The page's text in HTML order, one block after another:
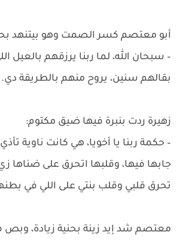
أبو معتصم كسر الصمت وهو بيتنهد
– سبحان الله، لما ربنا يرزقهم بالعيل
بقالهم سنين، يروح منهم بالطريقة دي.
زهيرة ردت بنبرة فيها ضيق مكتوم:
– حكمة ربنا يا أخويا، هي كانت ناوية تأذي
جابها فيها، وقلبها اتحرق على ضناها
تحرق قلبي وقلب بنتي على اللي في
معتصم شد إيد زينة بحنية زيادة،